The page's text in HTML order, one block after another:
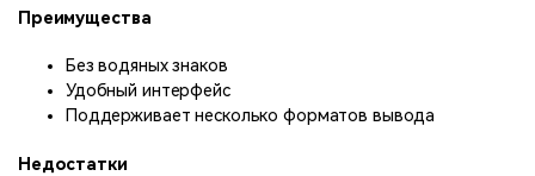
Преимущества
Без водяных знаков
Удобный интерфейс
Поддерживает несколько форматов вывода
Недостатки